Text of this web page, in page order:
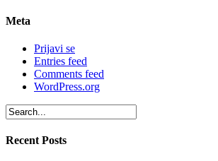
Meta
Prijavi se
Entries feed
Comments feed
WordPress.org
Recent Posts